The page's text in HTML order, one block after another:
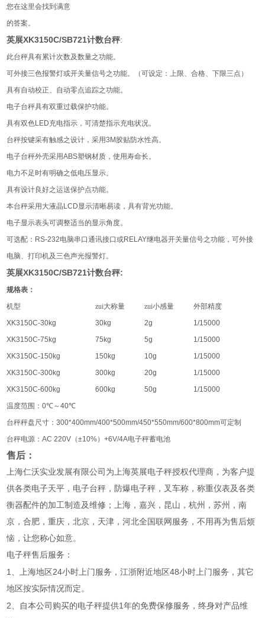
您在这里会找到满意
的答案。
英展XK3150C/SB721计数台秤:
此台秤具有累计次数及数量之功能。
可外接三色报警灯或开关量信号之功能。（可设定：上限、合格、下限三点）
具有自动校正、自动零点追踪之功能。
电子台秤具有双重过载保护功能。
具有双色LED充电指示，可清楚指示充电状况。
台秤按键采有触感之设计，采用3M 胶贴防水性高。
电子台秤外壳采用ABS塑钢材质，使用寿命长。
电力不足时有明确之低电压显示。
具有设计良好之运送保护点功能。
本台秤采用大液晶 LCD显示清晰易读，具有背光功能。
电子显示表头可调整适当的显示角度。
可选配： RS-232电脑串口通讯接口或RELAY继电器开关量信号之功能，可外接
电脑、打印机及三色声光报警灯。
英展XK3150C/SB721计数台秤:
规格表：
机型
zui大称量 zui小感量
外部精度
XK3150C-30kg
30kg 2g
1/15000
XK3150C-75kg
75kg 5g
1/15000
XK3150C-150kg
150kg 10g
1/15000
XK3150C-300kg
300kg 20g
1/15000
XK3150C-600kg
600kg 50g
1/15000
温度范围：0℃～40℃
台秤秤盘尺寸：300*400mm/400*500mm/450*550mm/600*800mm可定制
台秤电源：AC 220V （±10%）+6V/4A电子秤蓄电池
售后：
上海仁沃实业发展有限公司为上海英展电子秤授权代理商，为客户提
供各类电子天平，电子台秤，防爆电子秤，叉车称，称重仪表及各类
衡器配件的加工制造及维修；上海，嘉兴，昆山，杭州，苏州，南
京，合肥，重庆，北京，天津，河北全国联网服务，不用再为售后烦
恼，让您称心如意。
电子秤售后服务：
1 、上海地区24小时上门服务，江浙附近地区48小时上门服务，其它
地区按实际情况而定。
2、自本公司购买的电子秤提供1年的免费保修服务，终身对产品维